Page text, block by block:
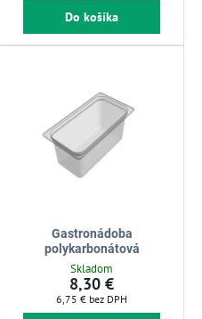
Do košíka
Gastronádoba
polykarbonátová
Skladom
8,30 €
6,75 € bez DPH